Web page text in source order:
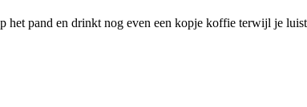
het pand en drinkt nog even een kopje koffie terwijl je